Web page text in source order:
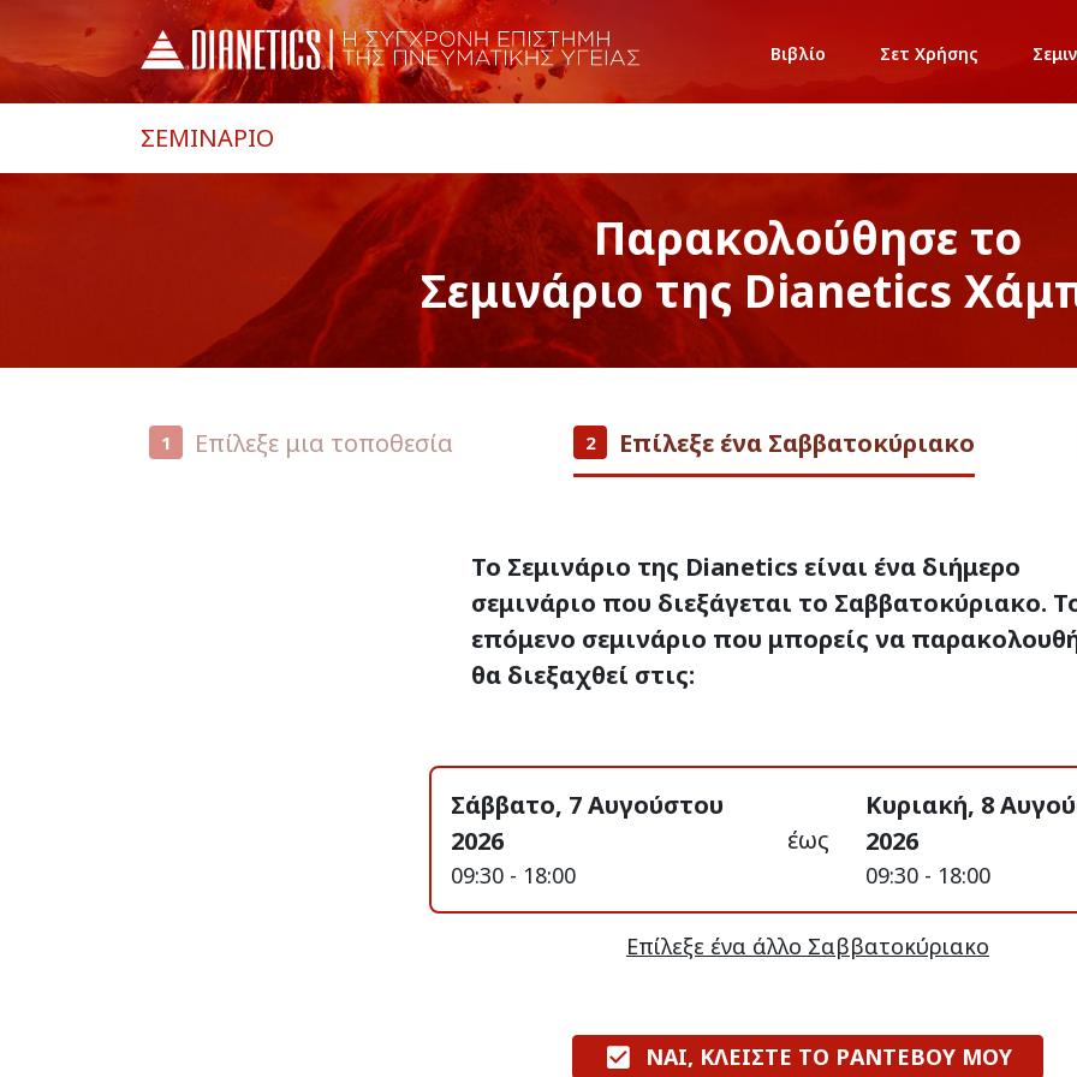
Βιβλίο Σετ Χρήσης
ΣΕΜΙΝΑΡΙΟ
Παρακολούθησε το
Σεμινάριο της Dianetics
1 Επίλεξε μια τοποθεσία 2 Επίλεξε ένα Σαββατοκύριακο
Το Σεμινάριο της Dianetics είναι ένα διήμερο
σεμινάριο που διεξάγεται το Σαββατοκύριακο.
επόμενο σεμινάριο που μπορείς να
θα διεξαχθεί στις:
Σάββατο, 7 Αυγούστου
2026
09:30 - 18:00
έως
Κυριακή, 8
2026
09:30 - 18:00
Επίλεξε ένα άλλο Σαββατοκύριακο
ΝΑΙ, ΚΛΕΙΣΤΕ ΤΟ ΡΑΝΤΕΒΟΥ ΜΟΥ